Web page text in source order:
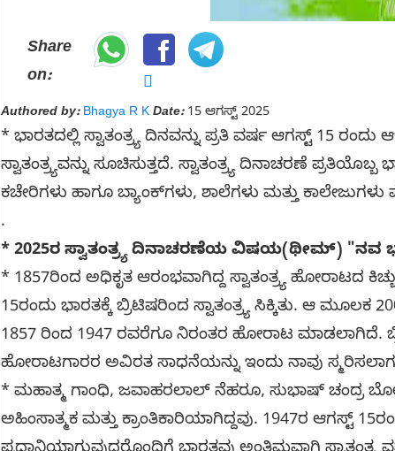
Share
on:
Authored by: Bhagya R K Date:15 ಆಗಸ್ಟ್ 2025
* ಭಾರತದಲ್ಲಿ ಸ್ವಾತಂತ್ರ್ಯ ದಿನವನ್ನು ಪ್ರತಿ ವರ್ಷ ಆಗಸ್ಟ್ 15
ಸ್ವಾತಂತ್ರ್ಯವನ್ನು ಸೂಚಿಸುತ್ತದೆ. ಸ್ವಾತಂತ್ರ್ಯ ದಿನಾಚರಣೆ
ಕಚೇರಿಗಳು ಹಾಗೂ ಬ್ಯಾಂಕ್‌ಗಳು, ಶಾಲೆಗಳು ಮತ್ತು
.
* 2025ರ ಸ್ವಾತಂತ್ರ್ಯ ದಿನಾಚರಣೆಯ ವಿಷಯ(ಥೀಮ್) "ನವ
* 1857ರಿಂದ ಅಧಿಕೃತ ಆರಂಭವಾಗಿದ್ದ ಸ್ವಾತಂತ್ರ್ಯ ಹೋರಾಟದ
15ರಂದು ಭಾರತಕ್ಕೆ ಬ್ರಿಟಿಷರಿಂದ ಸ್ವಾತಂತ್ರ್ಯ ಸಿಕ್ಕಿತು. ಆ ಮೂಲಕ
1857 ರಿಂದ 1947 ರವರೆಗೂ ನಿರಂತರ ಹೋರಾಟ ಮಾಡಲಾಗಿದೆ.
ಹೋರಾಟಗಾರರ ಅವಿರತ ಸಾಧನೆಯನ್ನು ಇಂದು ನಾವು
* ಮಹಾತ್ಮ ಗಾಂಧಿ, ಜವಾಹರಲಾಲ್ ನೆಹರೂ, ಸುಭಾಷ್ ಚಂದ್ರ
ಅಹಿಂಸಾತ್ಮಕ ಮತ್ತು ಕ್ರಾಂತಿಕಾರಿಯಾಗಿದ್ದವು. 1947ರ ಆಗಸ್ಟ್